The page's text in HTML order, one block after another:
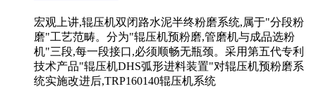
宏观上讲,辊压机双闭路水泥半终粉磨系统,属于"分段粉
磨"工艺范畴。分为"辊压机预粉磨,管磨机与成品选粉
机"三段,每一段接口,必须顺畅无瓶颈。采用第五代专利
技术产品"辊压机DHS弧形进料装置"对辊压机预粉磨系
统实施改进后,TRP160140辊压机系统